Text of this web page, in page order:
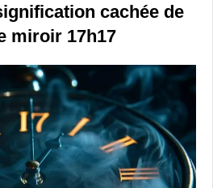
cachée de
miroir 17h17